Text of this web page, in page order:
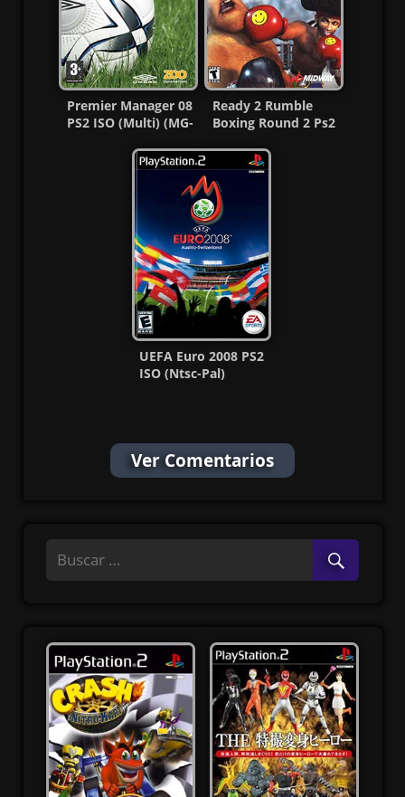
Premier Manager 08
PS2 ISO (Multi) (MG-
Ready 2 Rumble
Boxing Round 2 Ps2
UEFA Euro 2008 PS2
ISO (Ntsc-Pal)
Ver Comentarios